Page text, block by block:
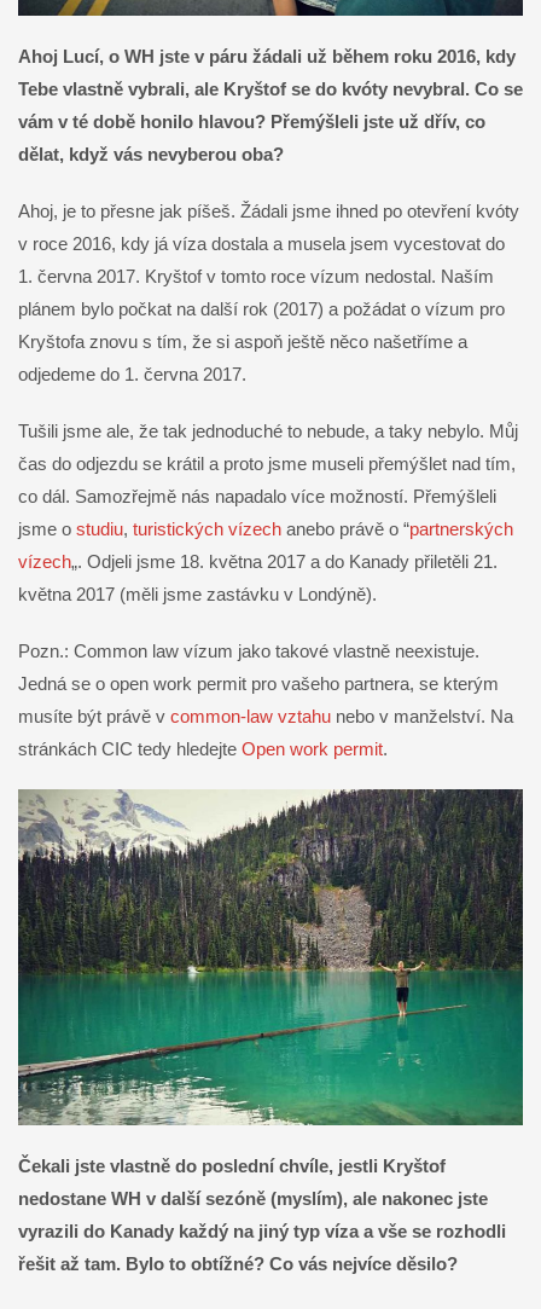
Ahoj Lucí, o WH jste v páru žádali už během roku 2016, kdy
Tebe vlastně vybrali, ale Kryštof se do kvóty nevybral. Co se
vám v té době honilo hlavou? Přemýšleli jste už dřív, co
dělat, když vás nevyberou oba?
Ahoj, je to přesne jak píšeš. Žádali jsme ihned po otevření kvóty
v roce 2016, kdy já víza dostala a musela jsem vycestovat do
1. června 2017. Kryštof v tomto roce vízum nedostal. Naším
plánem bylo počkat na další rok (2017) a požádat o vízum pro
Kryštofa znovu s tím, že si aspoň ještě něco našetříme a
odjedeme do 1. června 2017.
Tušili jsme ale, že tak jednoduché to nebude, a taky nebylo. Můj
čas do odjezdu se krátil a proto jsme museli přemýšlet nad tím,
co dál. Samozřejmě nás napadalo více možností. Přemýšleli
jsme o studiu, turistických vízech anebo právě o “partnerských
vízech„. Odjeli jsme 18. května 2017 a do Kanady přiletěli 21.
května 2017 (měli jsme zastávku v Londýně).
Pozn.: Common law vízum jako takové vlastně neexistuje.
Jedná se o open work permit pro vašeho partnera, se kterým
musíte být právě v common-law vztahu nebo v manželství. Na
stránkách CIC tedy hledejte Open work permit.
Čekali jste vlastně do poslední chvíle, jestli Kryštof
nedostane WH v další sezóně (myslím), ale nakonec jste
vyrazili do Kanady každý na jiný typ víza a vše se rozhodli
řešit až tam. Bylo to obtížné? Co vás nejvíce děsilo?